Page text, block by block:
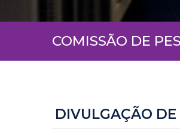
COMISSÃO DE
DIVULGAÇÃO